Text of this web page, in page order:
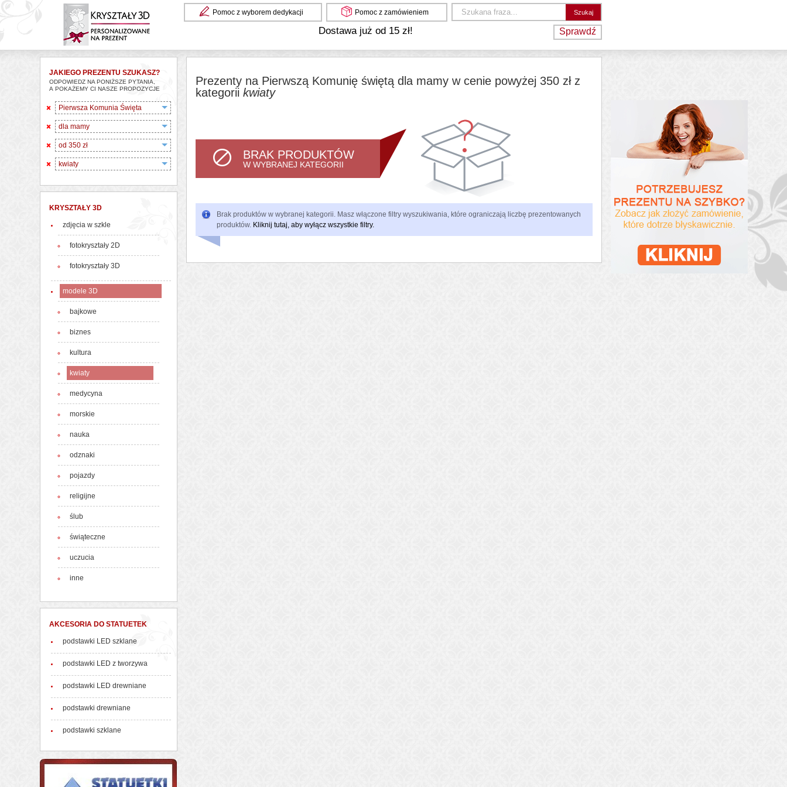
Pomoc z wyborem dedykacji Pomoc z zamówieniem
Dostawa już od 15 zł! Sprawdź
JAKIEGO PREZENTU SZUKASZ?
ODPOWIEDZ NA PONIŻSZE PYTANIA,
A POKAŻEMY CI NASZE PROPOZYCJE
Pierwsza Komunia Święta
dla mamy
od 350 zł
kwiaty
KRYSZTAŁY 3D
zdjęcia w szkle
fotokryształy 2D
fotokryształy 3D
modele 3D
bajkowe
biznes
kultura
kwiaty
medycyna
morskie
nauka
odznaki
pojazdy
religijne
ślub
świąteczne
uczucia
inne
AKCESORIA DO STATUETEK
podstawki LED szklane
podstawki LED z tworzywa
podstawki LED drewniane
podstawki drewniane
podstawki szklane
Prezenty na Pierwszą Komunię świętą dla mamy w cenie powyżej 350 zł z
kategorii kwiaty
BRAK PRODUKTÓW
W WYBRANEJ KATEGORII
Brak produktów w wybranej kategorii. Masz włączone filtry wyszukiwania, które ograniczają liczbę prezentowanych
produktów. Kliknij tutaj, aby wyłącz wszystkie filtry.